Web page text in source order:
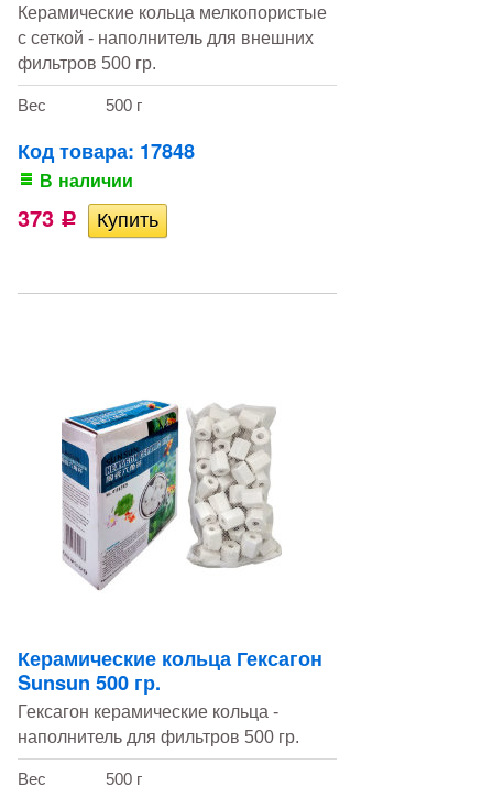
Керамические кольца мелкопористые
с сеткой - наполнитель для внешних
фильтров 500 гр.
Вес 500 г
Код товара: 17848
В наличии
373 Р
Керамические кольца Гексагон
Sunsun 500 гр.
Гексагон керамические кольца -
наполнитель для фильтров 500 гр.
Вес 500 г